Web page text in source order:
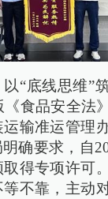
“底线思维”
《食品安全法
输准运管理
确要求，自
得专项许可
不靠，主动